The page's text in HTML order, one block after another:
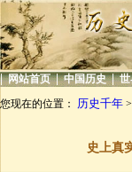
| 网站首页 | 中国历史 |
您现在的位置： 历史千年
史上真